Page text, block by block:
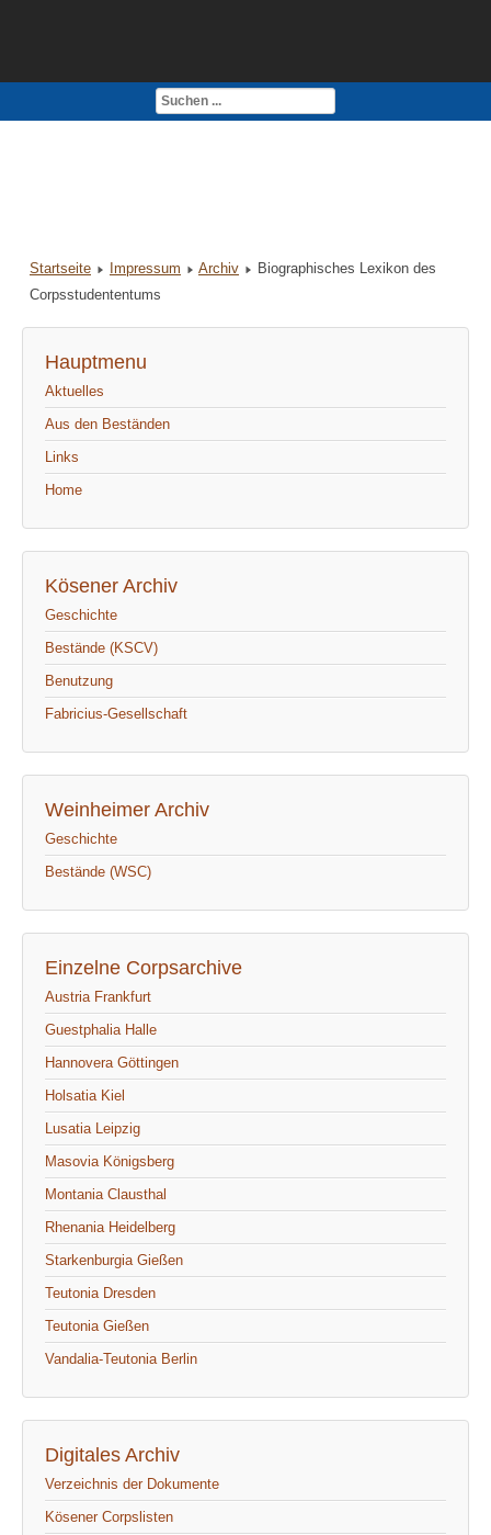
Impressum
Startseite Impressum Archiv
Biographisches Lexikon des
Corpsstudententums
Hauptmenu
Aktuelles
Aus den Beständen
Links
Home
Kösener Archiv
Geschichte
Bestände (KSCV)
Benutzung
Fabricius-Gesellschaft
Weinheimer Archiv
Geschichte
Bestände (WSC)
Einzelne Corpsarchive
Austria Frankfurt
Guestphalia Halle
Hannovera Göttingen
Holsatia Kiel
Lusatia Leipzig
Masovia Königsberg
Montania Clausthal
Rhenania Heidelberg
Starkenburgia Gießen
Teutonia Dresden
Teutonia Gießen
Vandalia-Teutonia Berlin
Digitales Archiv
Verzeichnis der Dokumente
Kösener Corpslisten